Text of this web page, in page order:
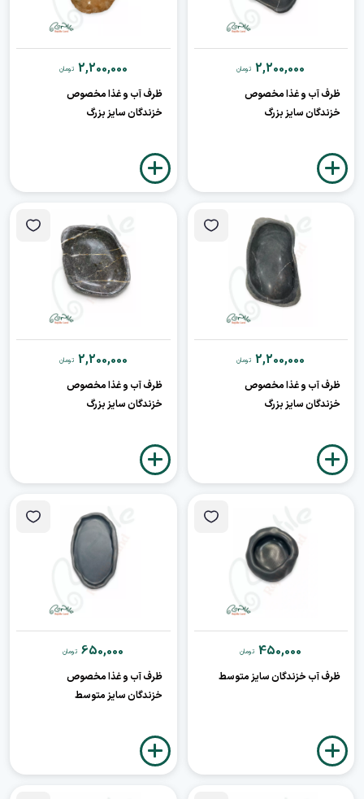
2,200,000 تومان
ظرف آب و غذا مخصوص
خزندگان سایز بزرگ
2,200,000 تومان
ظرف آب و غذا مخصوص
خزندگان سایز بزرگ
2,200,000 تومان
ظرف آب و غذا مخصوص
خزندگان سایز بزرگ
2,200,000 تومان
ظرف آب و غذا مخصوص
خزندگان سایز بزرگ
450,000 تومان
ظرف آب خزندگان سایز متوسط
650,000 تومان
ظرف آب و غذا مخصوص
خزندگان سایز متوسط